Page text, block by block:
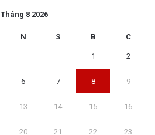
Tháng 8 2026
N S B C
1 2
6 7 8 9
13 14 15 16
20 21 22 23